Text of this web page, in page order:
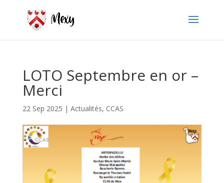
LOTO Septembre en or –
Merci
22 Sep 2025 | Actualités, CCAS